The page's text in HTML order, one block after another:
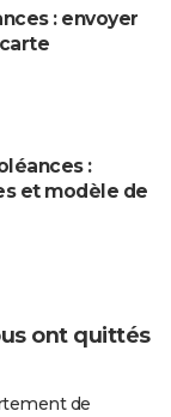
: envoyer
:
et modèle de
ont quittés
de